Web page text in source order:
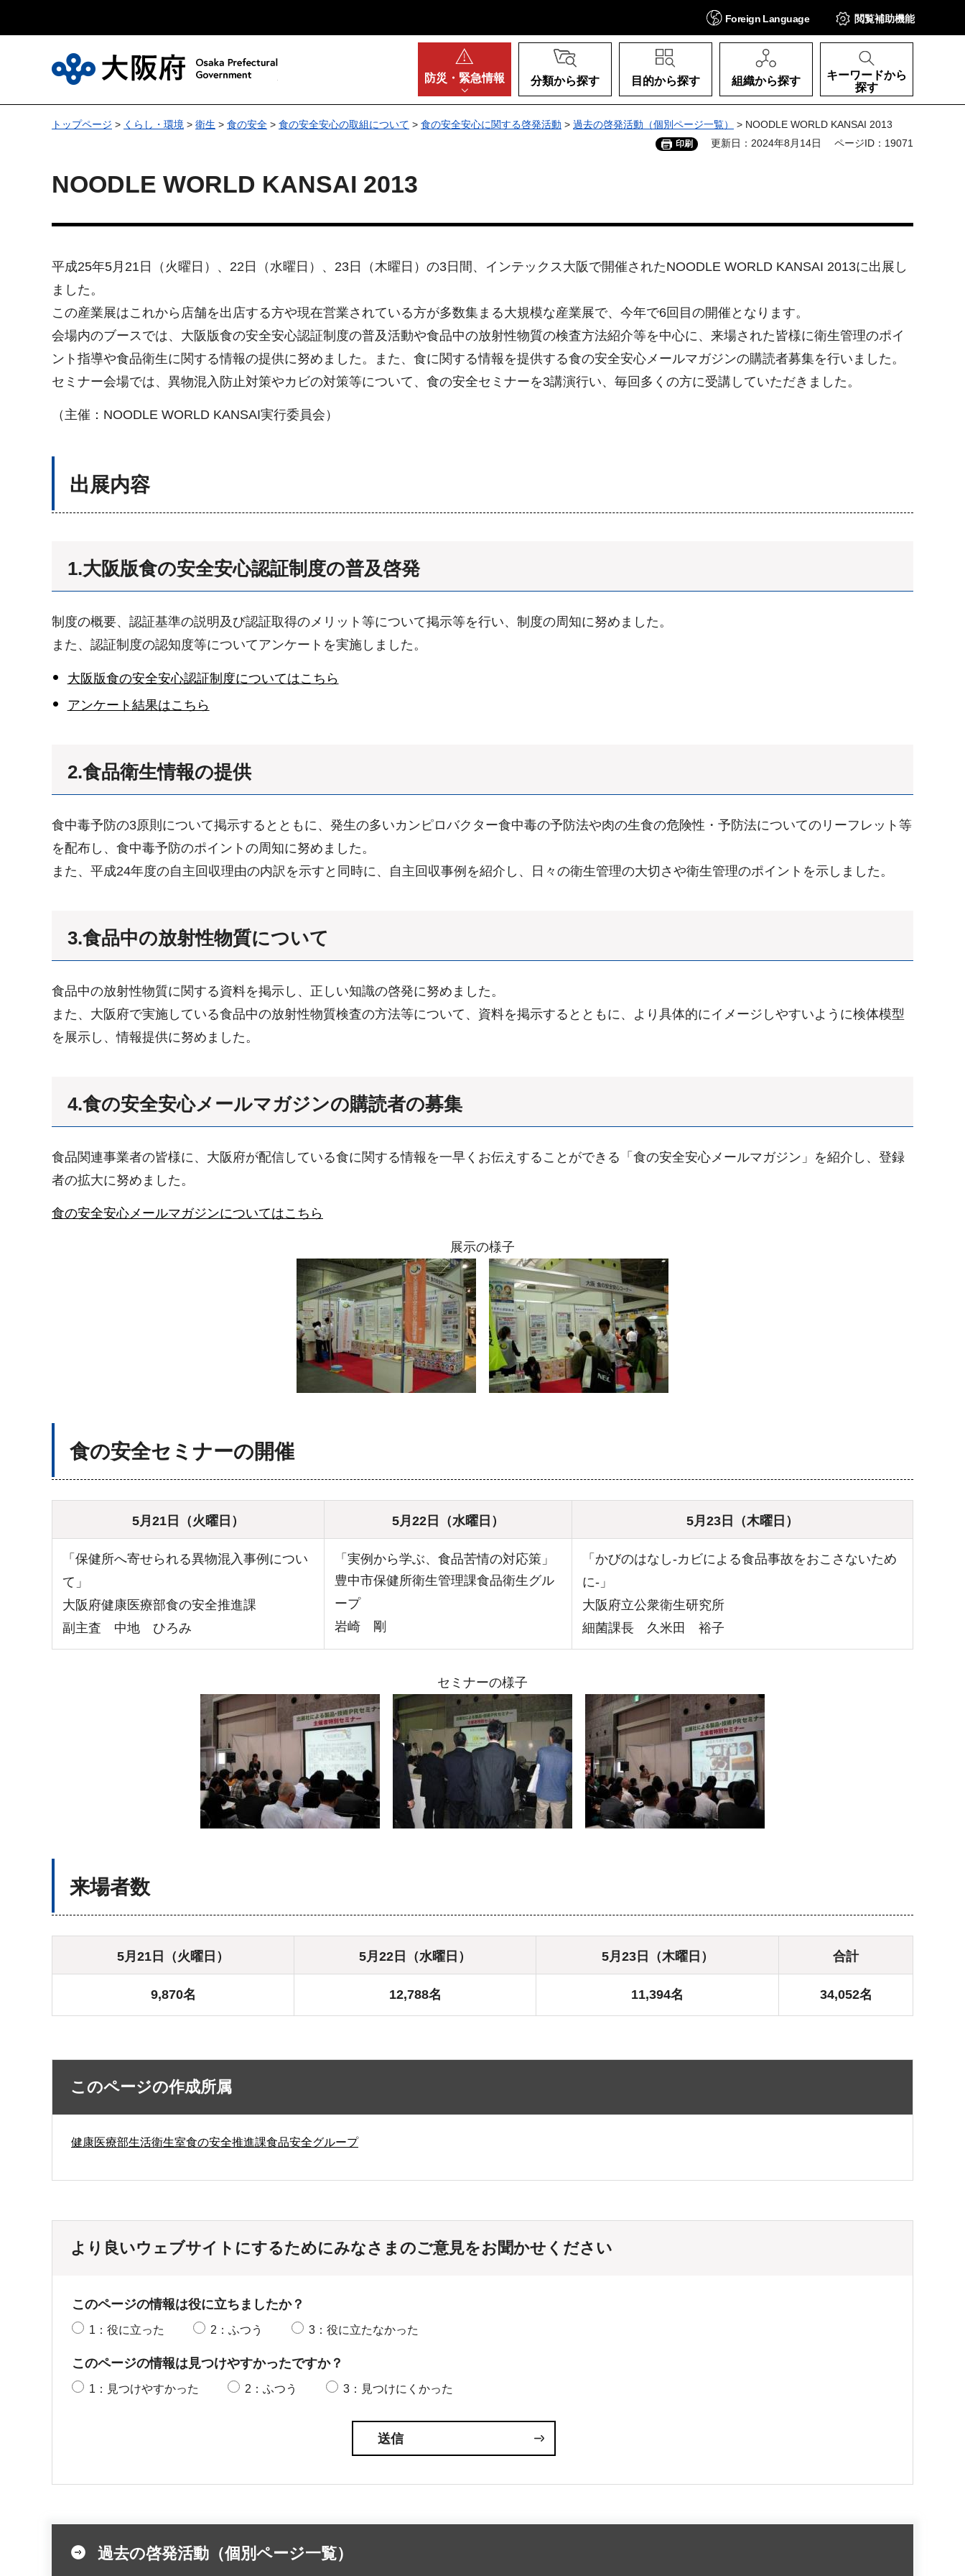
Foreign Language 閲覧補助機能
防災・ 緊急情報 分類から探す 目的から探す 組織から探す
キーワードから
探す
トップページ > くらし・環境 > 衛生 > 食の安全 > 食の安全安心の取組について > 食の安全安心に関する啓発活動 > 過去の啓発活動（個別ページ一覧） > NOODLE WORLD KANSAI 2013
印刷 更新日：2024年8月14日 ページID：19071
NOODLE WORLD KANSAI 2013
平成25年5月21日（火曜日）、22日（水曜日）、23日（木曜日）の3日間、インテックス大阪で開催されたNOODLE WORLD KANSAI 2013に出展し
ました。
この産業展はこれから店舗を出店する方や現在営業されている方が多数集まる大規模な産業展で、今年で6回目の開催となります。
会場内のブースでは、大阪版食の安全安心認証制度の普及活動や食品中の放射性物質の検査方法紹介等を中心に、来場された皆様に衛生管理のポイ
ント指導や食品衛生に関する情報の提供に努めました。また、食に関する情報を提供する食の安全安心メールマガジンの購読者募集を行いました。
セミナー会場では、異物混入防止対策やカビの対策等について、食の安全セミナーを3講演行い、毎回多くの方に受講していただきました。
（主催：NOODLE WORLD KANSAI実行委員会）
出展内容
1.大阪版食の安全安心認証制度の普及啓発
制度の概要、認証基準の説明及び認証取得のメリット等について掲示等を行い、制度の周知に努めました。
また、認証制度の認知度等についてアンケートを実施しました。
大阪版食の安全安心認証制度についてはこちら
アンケート結果はこちら
2.食品衛生情報の提供
食中毒予防の3原則について掲示するとともに、発生の多いカンピロバクター食中毒の予防法や肉の生食の危険性・予防法についてのリーフレット等
を配布し、食中毒予防のポイントの周知に努めました。
また、平成24年度の自主回収理由の内訳を示すと同時に、自主回収事例を紹介し、日々の衛生管理の大切さや衛生管理のポイントを示しました。
3.食品中の放射性物質について
食品中の放射性物質に関する資料を掲示し、正しい知識の啓発に努めました。
また、大阪府で実施している食品中の放射性物質検査の方法等について、資料を掲示するとともに、より具体的にイメージしやすいように検体模型
を展示し、情報提供に努めました。
4.食の安全安心メールマガジンの購読者の募集
食品関連事業者の皆様に、大阪府が配信している食に関する情報を一早くお伝えすることができる「食の安全安心メールマガジン」を紹介し、登録
者の拡大に努めました。
食の安全安心メールマガジンについてはこちら
展示の様子
食の安全セミナーの開催
5月21日（火曜日） 5月22日（水曜日） 5月23日（木曜日）
「保健所へ寄せられる異物混入事例につい
て」
大阪府健康医療部食の安全推進課
副主査 中地 ひろみ
「実例から学ぶ、食品苦情の対応策」
豊中市保健所衛生管理課食品衛生グル
ープ
岩崎 剛
「かびのはなし-カビによる食品事故をおこさないため
に-」
大阪府立公衆衛生研究所
細菌課長 久米田 裕子
セミナーの様子
来場者数
5月21日（火曜日） 5月22日（水曜日） 5月23日（木曜日） 合計
9,870名 12,788名 11,394名 34,052名
このページの作成所属
健康医療部生活衛生室食の安全推進課食品安全グループ
より良いウェブサイトにするためにみなさまのご意見をお聞かせください
このページの情報は役に立ちましたか？
1：役に立った 2：ふつう 3：役に立たなかった
このページの情報は見つけやすかったですか？
1：見つけやすかった 2：ふつう 3：見つけにくかった
過去の啓発活動（個別ページ一覧）